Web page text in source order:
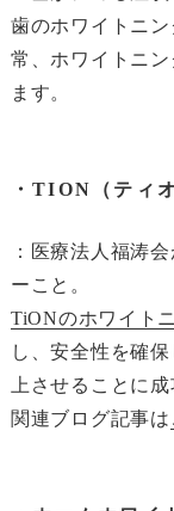
歯のホワイトニ
常、ホワイトニ
ます。
・TION（ティ
：医療法人福涛
ーこと。
TiONのホワイト
し、安全性を確
上させることに
関連ブログ記事は